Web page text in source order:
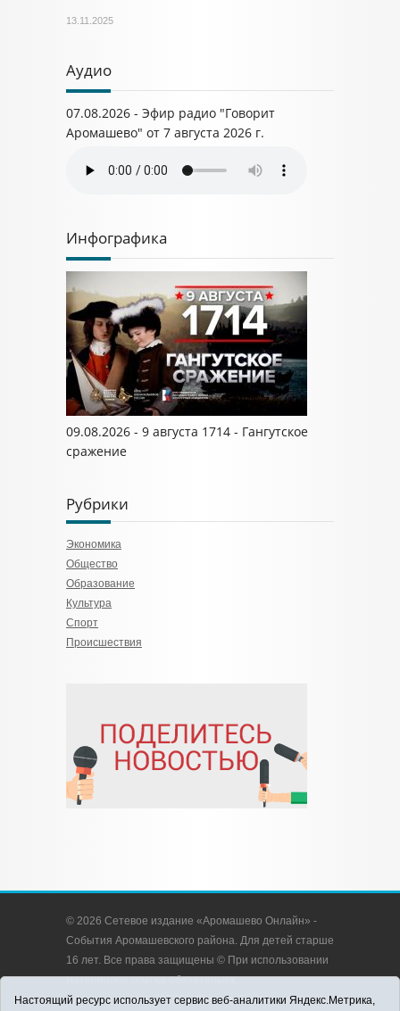
13.11.2025
Аудио
07.08.2026 - Эфир радио "Говорит
Аромашево" от 7 августа 2026 г.
Инфографика
09.08.2026 - 9 августа 1714 - Гангутское
сражение
Рубрики
Экономика
Общество
Образование
Культура
Спорт
Происшествия
© 2026 Сетевое издание «Аромашево Онлайн» -
События Аромашевского района. Для детей старше
16 лет. Все права защищены © При использовании
материалов ссылка обязательна.
Адрес редакции: 627350, Россия, Тюменская
Настоящий ресурс использует сервис веб-аналитики Яндекс.Метрика,